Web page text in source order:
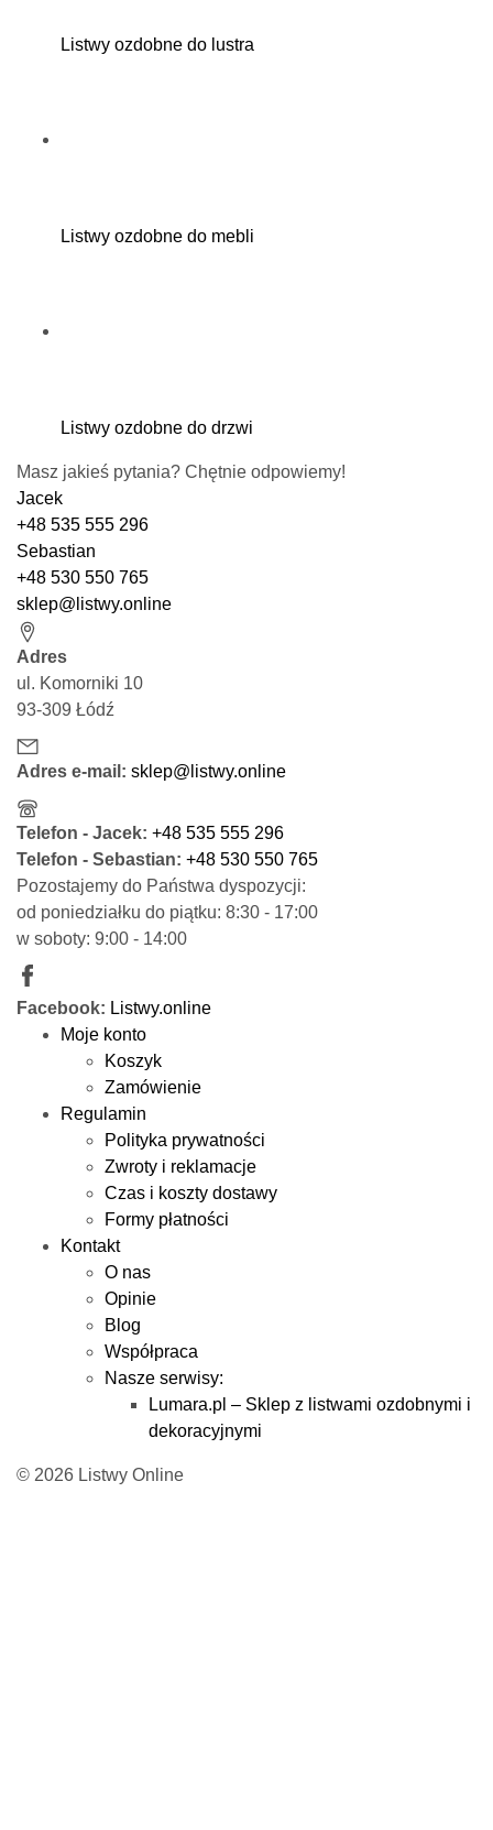
Listwy ozdobne do lustra
Listwy ozdobne do mebli
Listwy ozdobne do drzwi
Masz jakieś pytania? Chętnie odpowiemy!
Jacek
+48 535 555 296
Sebastian
+48 530 550 765
sklep@listwy.online
Adres
ul. Komorniki 10
93-309 Łódź
Adres e-mail: sklep@listwy.online
Telefon - Jacek: +48 535 555 296
Telefon - Sebastian: +48 530 550 765
Pozostajemy do Państwa dyspozycji:
od poniedziałku do piątku: 8:30 - 17:00
w soboty: 9:00 - 14:00
Facebook: Listwy.online
Moje konto
Koszyk
Zamówienie
Regulamin
Polityka prywatności
Zwroty i reklamacje
Czas i koszty dostawy
Formy płatności
Kontakt
O nas
Opinie
Blog
Współpraca
Nasze serwisy:
Lumara.pl – Sklep z listwami ozdobnymi i
dekoracyjnymi
© 2026 Listwy Online